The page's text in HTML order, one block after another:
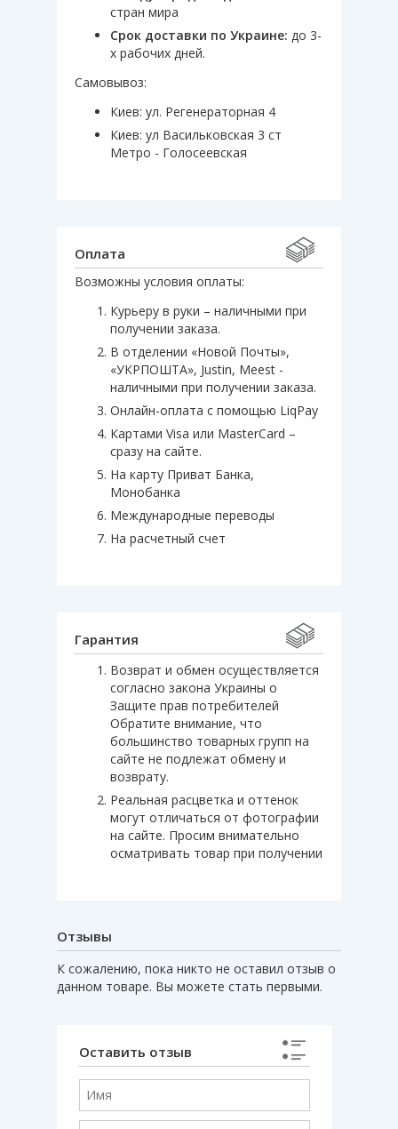
стран мира
Срок доставки по Украине: до 3-
х рабочих дней.
Самовывоз:
Киев: ул. Регенераторная 4
Киев: ул Васильковская 3 ст
Метро - Голосеевская
Оплата
Возможны условия оплаты:
Курьеру в руки – наличными при
получении заказа.
В отделении «Новой Почты»,
«УКРПОШТА», Justin, Meest -
наличными при получении заказа.
Онлайн-оплата с помощью LiqPay
Картами Visa или MasterCard –
сразу на сайте.
На карту Приват Банка,
Монобанка
Международные переводы
На расчетный счет
Гарантия
Возврат и обмен осуществляется
согласно закона Украины о
Защите прав потребителей
Обратите внимание, что
большинство товарных групп на
сайте не подлежат обмену и
возврату.
Реальная расцветка и оттенок
могут отличаться от фотографии
на сайте. Просим внимательно
осматривать товар при получении
Отзывы
К сожалению, пока никто не оставил отзыв о
данном товаре. Вы можете стать первыми.
Оставить отзыв